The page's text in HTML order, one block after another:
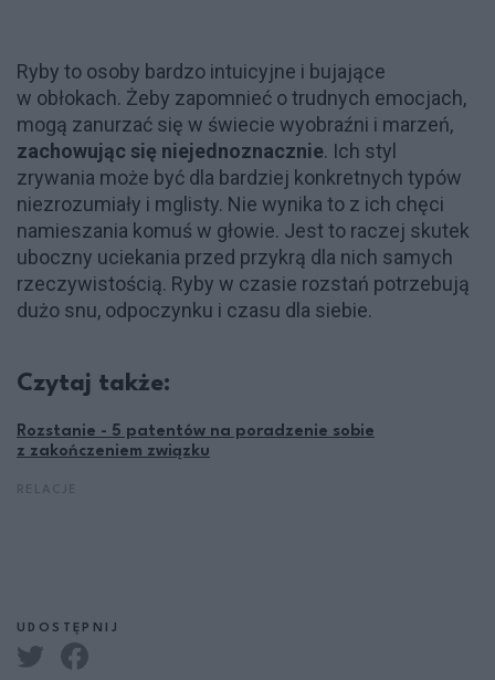
Ryby to osoby bardzo intuicyjne i bujające
w obłokach. Żeby zapomnieć o trudnych emocjach,
mogą zanurzać się w świecie wyobraźni i marzeń,
zachowując się niejednoznacznie. Ich styl
zrywania może być dla bardziej konkretnych typów
niezrozumiały i mglisty. Nie wynika to z ich chęci
namieszania komuś w głowie. Jest to raczej skutek
uboczny uciekania przed przykrą dla nich samych
rzeczywistością. Ryby w czasie rozstań potrzebują
dużo snu, odpoczynku i czasu dla siebie.
Czytaj także:
Rozstanie - 5 patentów na poradzenie sobie
z zakończeniem związku
UDOSTĘPNIJ